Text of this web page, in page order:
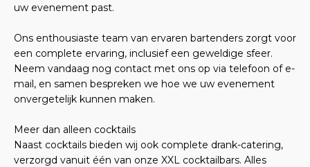
uw evenement past.
Ons enthousiaste team van ervaren bartenders zorgt voor
een complete ervaring, inclusief een geweldige sfeer.
Neem vandaag nog contact met ons op via telefoon of e-
mail, en samen bespreken we hoe we uw evenement
onvergetelijk kunnen maken.
Meer dan alleen cocktails
Naast cocktails bieden wij ook complete drank-catering,
verzorgd vanuit één van onze XXL cocktailbars. Alles